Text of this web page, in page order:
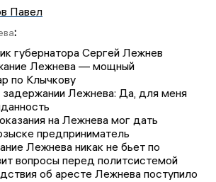
Павел
:
губернатора Сергей Лежнев
Лежнева — мощный
по Клычкову
Лежнева: Да, для меня
на Лежнева мог дать
предприниматель
Лежнева никак не бьет по
вопросы перед политсистемой
об аресте Лежнева поступило